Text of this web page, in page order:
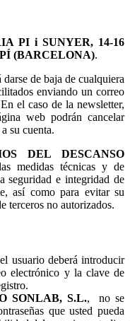
PI i SUNYER, 14-16
(BARCELONA).
de baja de cualquiera
enviando un correo
el caso de la newsletter,
web podrán cancelar
su cuenta.
DEL DESCANSO
medidas técnicas y de
seguridad e integridad de
así como para evitar su
terceros no autorizados.
el usuario deberá introducir
electrónico y la clave de
SONLAB, S.L., no se
que usted pueda